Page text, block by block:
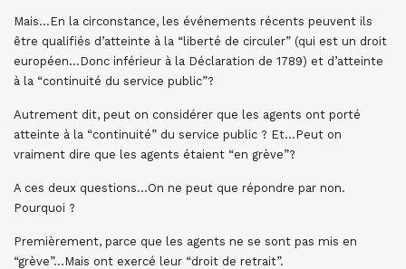
Mais…En la circonstance, les événements récents peuvent ils
être qualifiés d’atteinte à la “liberté de circuler” (qui est un droit
européen…Donc inférieur à la Déclaration de 1789) et d’atteinte
à la “continuité du service public”?
Autrement dit, peut on considérer que les agents ont porté
atteinte à la “continuité” du service public ? Et…Peut on
vraiment dire que les agents étaient “en grève”?
A ces deux questions…On ne peut que répondre par non.
Pourquoi ?
Premièrement, parce que les agents ne se sont pas mis en
“grève”…Mais ont exercé leur “droit de retrait”.